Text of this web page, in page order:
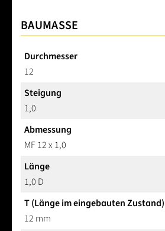
BAUMASSE
Durchmesser
12
Steigung
1,0
Abmessung
MF 12 x 1,0
Länge
1,0 D
T (Länge im eingebauten Zustand)
12 mm